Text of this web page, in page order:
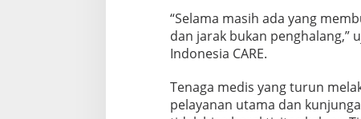
a
t
i
s
i
C
“Selama masih ada yang
dan jarak bukan penghalang,”
Indonesia CARE.
Tenaga medis yang turun
pelayanan utama dan